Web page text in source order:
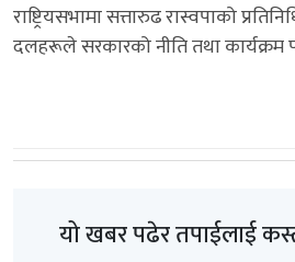
राष्ट्रियसभामा सत्तारुढ रास्वपाको
दलहरूले सरकारको नीति तथा कार्यक्रम
यो खबर पढेर तपाईलाई